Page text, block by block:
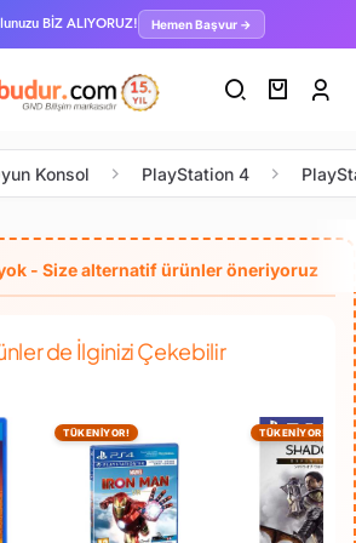
BİZ ALIYORUZ! Hemen Başvur →
Konsol PlayStation 4
de İlginizi Çekebilir
TÜKENİYOR! TÜKENİYOR!